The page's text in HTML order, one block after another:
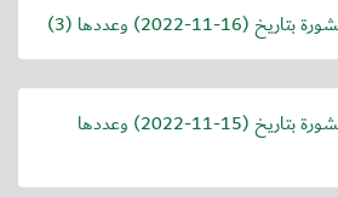
بتاريخ (2022-11-16) وعددها (3)
بتاريخ (2022-11-15) وعددها